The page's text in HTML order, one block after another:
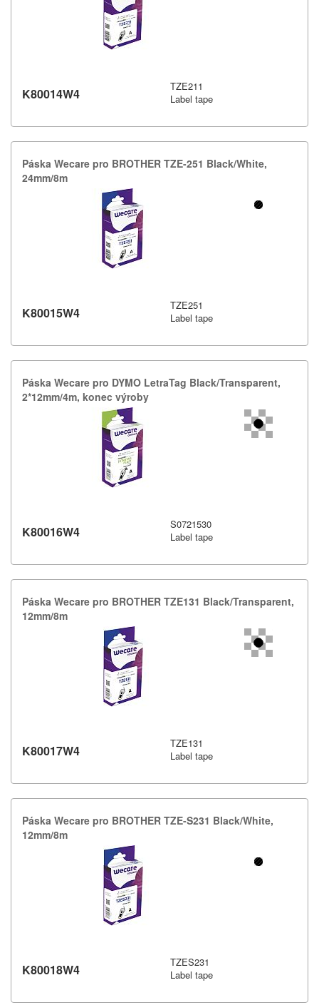
K80014W4
TZE211
Label tape
Páska Wecare pro BROTHER TZE-​251 Black/​White,​
24mm/​8m
K80015W4
TZE251
Label tape
Páska Wecare pro DYMO LetraTag Black/​Transparent,​
2*12mm/​4m,​ konec výroby
K80016W4
S0721530
Label tape
Páska Wecare pro BROTHER TZE131 Black/​Transparent,​
12mm/​8m
K80017W4
TZE131
Label tape
Páska Wecare pro BROTHER TZE-​S231 Black/​White,​
12mm/​8m
K80018W4
TZES231
Label tape